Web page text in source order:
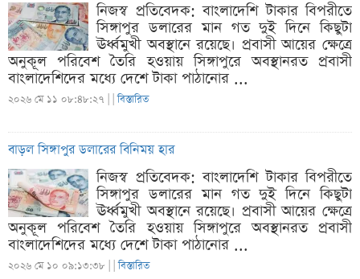
নিজস্ব প্রতিবেদক: বাংলাদেশি টাকার বিপরীতে
সিঙ্গাপুর ডলারের মান গত দুই দিনে কিছুটা
ঊর্ধ্বমুখী অবস্থানে রয়েছে। প্রবাসী আয়ের ক্ষেত্রে
অনুকূল পরিবেশ তৈরি হওয়ায় সিঙ্গাপুরে অবস্থানরত প্রবাসী
বাংলাদেশিদের মধ্যে দেশে টাকা পাঠানোর ...
২০২৬ মে ১১ ০৮:৪৮:২৭ | |বিস্তারিত
বাড়ল সিঙ্গাপুর ডলারের বিনিময় হার
নিজস্ব প্রতিবেদক: বাংলাদেশি টাকার বিপরীতে
সিঙ্গাপুর ডলারের মান গত দুই দিনে কিছুটা
ঊর্ধ্বমুখী অবস্থানে রয়েছে। প্রবাসী আয়ের ক্ষেত্রে
অনুকূল পরিবেশ তৈরি হওয়ায় সিঙ্গাপুরে অবস্থানরত প্রবাসী
বাংলাদেশিদের মধ্যে দেশে টাকা পাঠানোর ...
২০২৬ মে ১০ ০৯:১৩:৩৮ | |বিস্তারিত